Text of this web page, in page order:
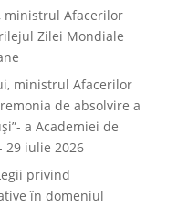
ministrul Afacerilor
Zilei Mondiale
ministrul Afacerilor
de absolvire a
a Academiei de
29 iulie 2026
privind
în domeniul